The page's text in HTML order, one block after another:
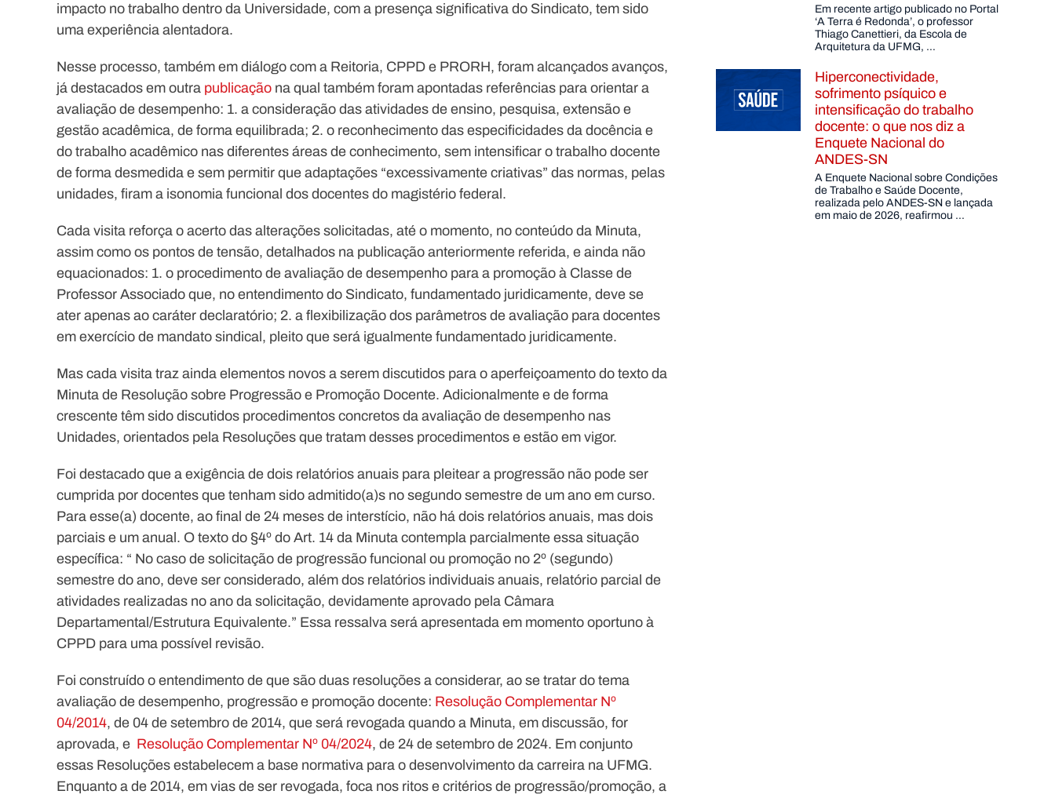
impacto no trabalho dentro da Universidade, com a presença significativa do Sindicato, tem sido
uma experiência alentadora.
Nesse processo, também em diálogo com a Reitoria, CPPD e PRORH, foram alcançados avanços,
já destacados em outra publicação na qual também foram apontadas referências para orientar a
avaliação de desempenho: 1. a consideração das atividades de ensino, pesquisa, extensão e
gestão acadêmica, de forma equilibrada; 2. o reconhecimento das especificidades da docência e
do trabalho acadêmico nas diferentes áreas de conhecimento, sem intensificar o trabalho docente
de forma desmedida e sem permitir que adaptações “excessivamente criativas” das normas, pelas
unidades, firam a isonomia funcional dos docentes do magistério federal.
Cada visita reforça o acerto das alterações solicitadas, até o momento, no conteúdo da Minuta,
assim como os pontos de tensão, detalhados na publicação anteriormente referida, e ainda não
equacionados: 1. o procedimento de avaliação de desempenho para a promoção à Classe de
Professor Associado que, no entendimento do Sindicato, fundamentado juridicamente, deve se
ater apenas ao caráter declaratório; 2. a flexibilização dos parâmetros de avaliação para docentes
em exercício de mandato sindical, pleito que será igualmente fundamentado juridicamente.
Mas cada visita traz ainda elementos novos a serem discutidos para o aperfeiçoamento do texto da
Minuta de Resolução sobre Progressão e Promoção Docente. Adicionalmente e de forma
crescente têm sido discutidos procedimentos concretos da avaliação de desempenho nas
Unidades, orientados pela Resoluções que tratam desses procedimentos e estão em vigor.
Foi destacado que a exigência de dois relatórios anuais para pleitear a progressão não pode ser
cumprida por docentes que tenham sido admitido(a)s no segundo semestre de um ano em curso.
Para esse(a) docente, ao final de 24 meses de interstício, não há dois relatórios anuais, mas dois
parciais e um anual. O texto do §4º do Art. 14 da Minuta contempla parcialmente essa situação
específica: “ No caso de solicitação de progressão funcional ou promoção no 2º (segundo)
semestre do ano, deve ser considerado, além dos relatórios individuais anuais, relatório parcial de
atividades realizadas no ano da solicitação, devidamente aprovado pela Câmara
Departamental/Estrutura Equivalente.” Essa ressalva será apresentada em momento oportuno à
CPPD para uma possível revisão.
Foi construído o entendimento de que são duas resoluções a considerar, ao se tratar do tema
avaliação de desempenho, progressão e promoção docente: Resolução Complementar Nº
04/2014, de 04 de setembro de 2014, que será revogada quando a Minuta, em discussão, for
aprovada, e Resolução Complementar Nº 04/2024, de 24 de setembro de 2024. Em conjunto
essas Resoluções estabelecem a base normativa para o desenvolvimento da carreira na UFMG.
Enquanto a de 2014, em vias de ser revogada, foca nos ritos e critérios de progressão/promoção, a
Em recente artigo publicado no Portal
‘A Terra é Redonda’, o professor
Thiago Canettieri, da Escola de
Arquitetura da UFMG, …
Hiperconectividade,
sofrimento psíquico e
intensificação do trabalho
docente: o que nos diz a
Enquete Nacional do
ANDES-SN
A Enquete Nacional sobre Condições
de Trabalho e Saúde Docente,
realizada pelo ANDES-SN e lançada
em maio de 2026, reafirmou …